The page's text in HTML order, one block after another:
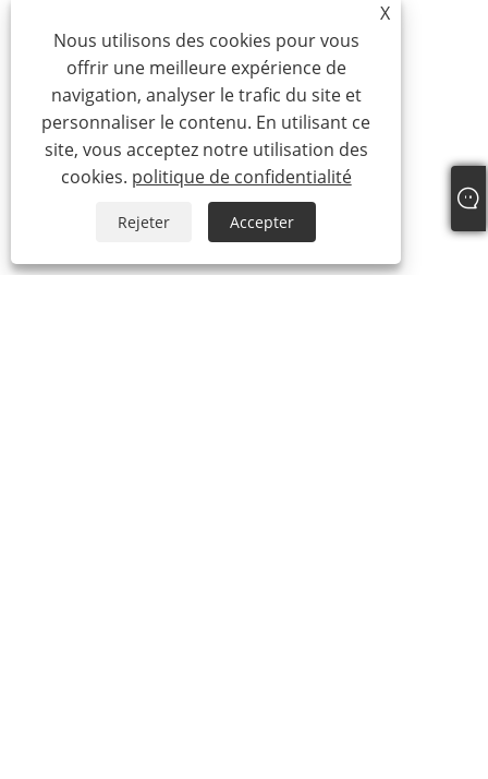
X
Nous utilisons des cookies pour vous
offrir une meilleure expérience de
navigation, analyser le trafic du site et
personnaliser le contenu. En utilisant ce
site, vous acceptez notre utilisation des
cookies. politique de confidentialité
Rejeter Accepter